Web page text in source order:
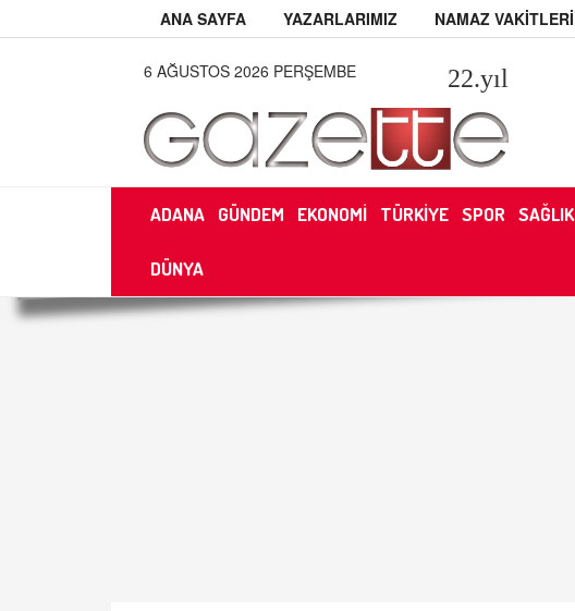
ANA SAYFA YAZARLARIMIZ NAMAZ VAKİTLERİ
6 AĞUSTOS 2026 PERŞEMBE 22.yıl
ADANA GÜNDEM EKONOMİ TÜRKİYE SPOR SAĞLIK
DÜNYA